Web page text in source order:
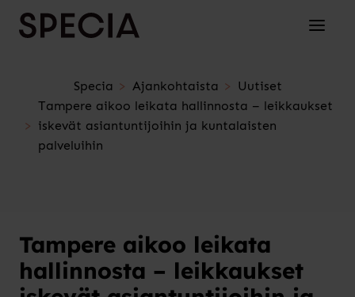
Siirry sisältöön Avaa/
Specia Ajankohtaista
Uutiset
Tampere aikoo leikata hallinnosta – leikkaukset
iskevät asiantuntijoihin ja kuntalaisten
palveluihin
Tampere aikoo leikata
hallinnosta – leikkaukset